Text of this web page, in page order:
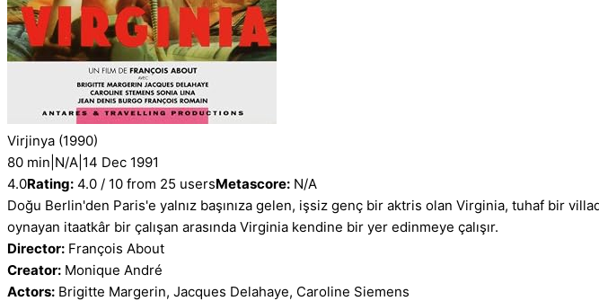
Virjinya (1990)
80 min N/A 14 Dec 1991
4.0Rating: 4.0 / 10 from 25 usersMetascore: N/A
Doğu Berlin'den Paris'e yalnız başınıza gelen, işsiz genç bir aktris olan Virginia, tuhaf bir
oynayan itaatkâr bir çalışan arasında Virginia kendine bir yer edinmeye çalışır.
Director: François About
Creator: Monique André
Actors: Brigitte Margerin, Jacques Delahaye, Caroline Siemens